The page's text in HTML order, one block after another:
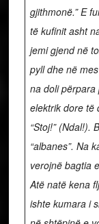
gjithmonë.” E
të kufinit asht
jemi gjend në
pyll dhe në
na doli përpara
elektrik dore të
“Stoj!” (Ndal!).
“albanes”. Na
verojnë bagtia
Atë natë kena
ishte kumara i